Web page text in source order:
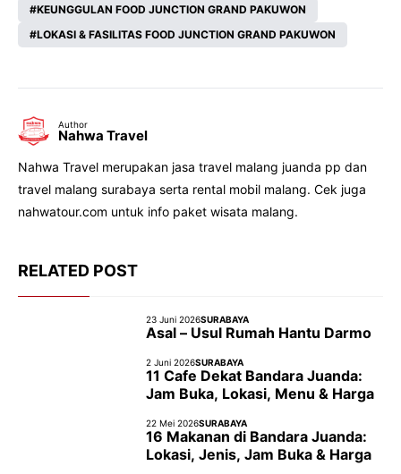
KEUNGGULAN FOOD JUNCTION GRAND PAKUWON
LOKASI & FASILITAS FOOD JUNCTION GRAND PAKUWON
Author
Nahwa Travel
Nahwa Travel merupakan jasa travel malang juanda pp dan
travel malang surabaya serta rental mobil malang. Cek juga
nahwatour.com untuk info paket wisata malang.
RELATED POST
23 Juni 2026SURABAYA
Asal – Usul Rumah Hantu Darmo
2 Juni 2026SURABAYA
11 Cafe Dekat Bandara Juanda:
Jam Buka, Lokasi, Menu & Harga
22 Mei 2026SURABAYA
16 Makanan di Bandara Juanda:
Lokasi, Jenis, Jam Buka & Harga